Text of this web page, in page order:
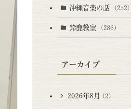
沖縄音楽の話 (252)
鈴鹿教室 (286)
アーカイブ
2026年8月 (2)